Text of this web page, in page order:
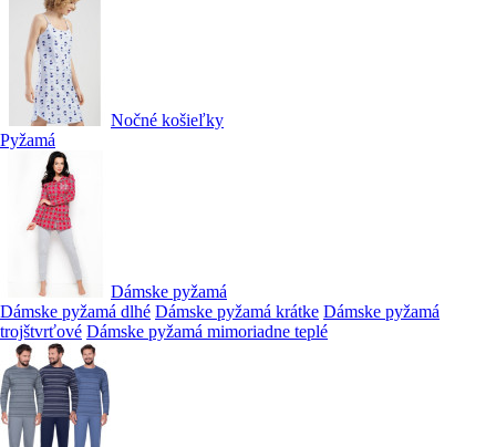
Nočné košieľky
Pyžamá
Dámske pyžamá
Dámske pyžamá dlhé Dámske pyžamá krátke Dámske pyžamá
trojštvrťové Dámske pyžamá mimoriadne teplé